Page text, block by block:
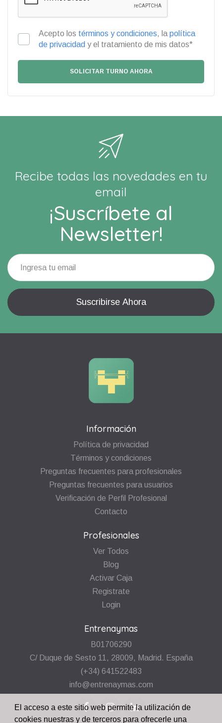
Acepto los términos y condiciones, la política
de privacidad y el tratamiento de mis datos*
Recibe todas las novedades en tu
email
¡Suscríbete al
Newsletter!
Información
Política de privacidad
Términos y condiciones
Preguntas frecuentes para profesionales
Preguntas frecuentes para usuarios
Verificación de Perfil Profesional
Contacto
Profesionales
Ver Todos
Blog
Activar Caja
Registrate
Login
Entrenaymas
B01706290
C/ Duque de Sesto 11, 28009, Madrid. España
(+34) 641522483
info@entrenaymas.com
El acceso a este sitio web permite la utilización de
cookies nuestras y de terceros para ofrecerle una